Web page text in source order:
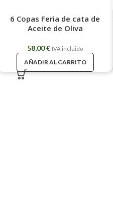
6 Copas Feria de cata de
Aceite de Oliva
58,00€ IVA incluido
AÑADIR AL CARRITO